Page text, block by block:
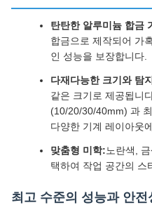
탄탄한 알루미늄 합금
합금으로 제작되어 가
인 성능을 보장합니다.
다재다능한 크기와 탐
같은 크기로 제공됩니
(10/20/30/40mm) 과
다양한 기계 레이아웃
맞춤형 미학:노란색,
택하여 작업 공간의 스
최고 수준의 성능과 안전